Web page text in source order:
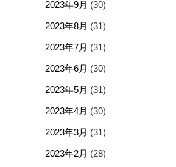
2023年9月 (30)
2023年8月 (31)
2023年7月 (31)
2023年6月 (30)
2023年5月 (31)
2023年4月 (30)
2023年3月 (31)
2023年2月 (28)